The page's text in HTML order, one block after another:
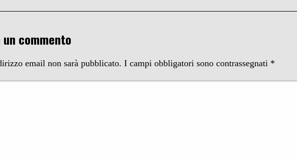
commento
email non sarà pubblicato. I campi obbligatori sono contrassegnati *